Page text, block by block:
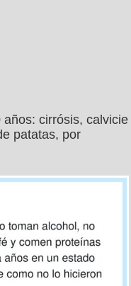
cirrósis, calvicie
patatas, por